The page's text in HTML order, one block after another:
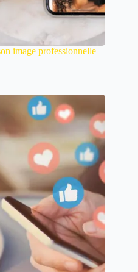
image professionnelle